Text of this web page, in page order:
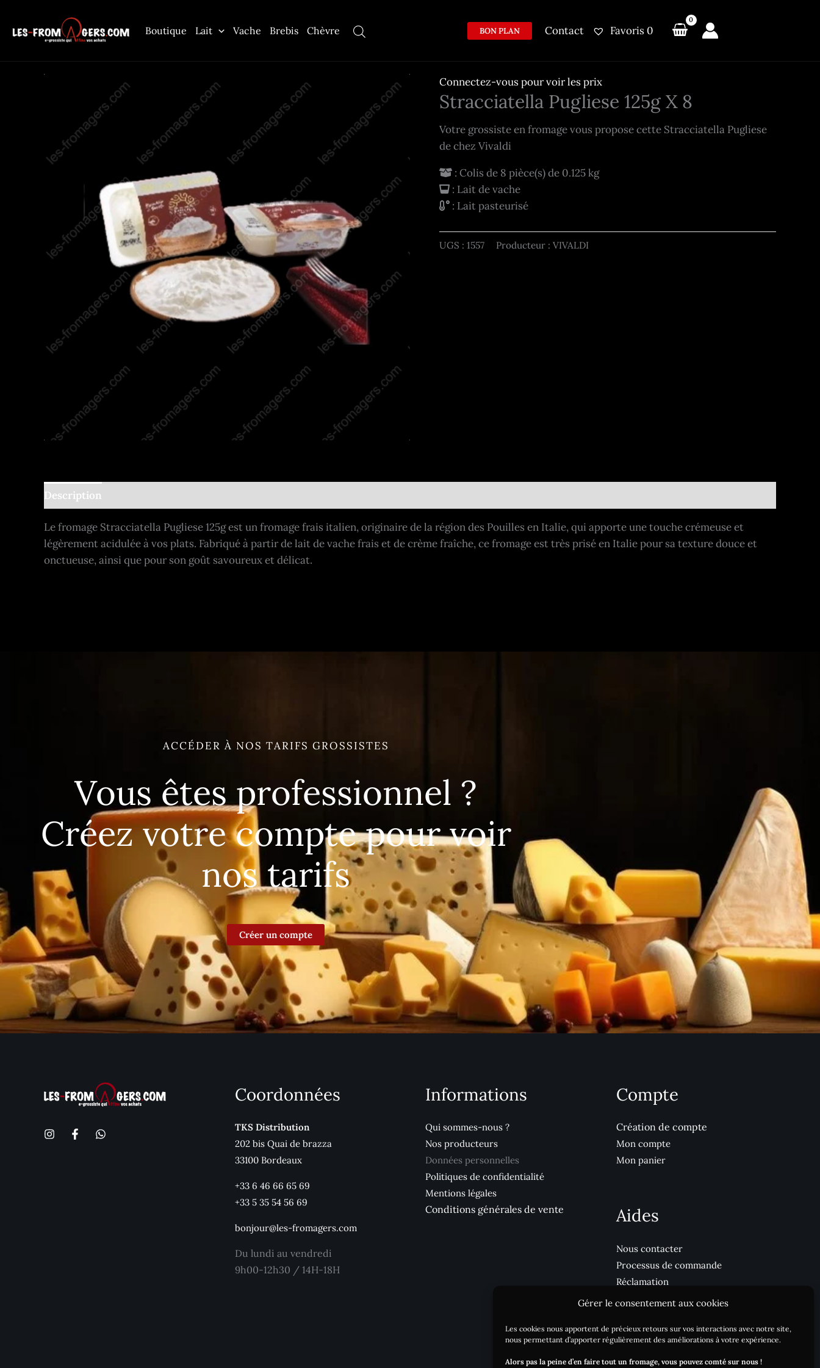
Gérer le consentement aux cookies
Les cookies nous apportent de précieux retours sur vos interactions avec notre site,
nous permettant d’apporter régulièrement des améliorations à votre expérience.
Alors pas la peine d’en faire tout un fromage, vous pouvez comté sur nous !
contenu
Boutique Lait Vache Brebis Chèvre BON PLAN Contact Favoris 0
Connectez-vous pour voir les prix
Stracciatella Pugliese 125g X 8
Votre grossiste en fromage vous propose cette Stracciatella Pugliese
de chez Vivaldi
: Colis de 8 pièce(s) de 0.125 kg
: Lait de vache
: Lait pasteurisé
UGS : 1557 Producteur : VIVALDI
Description
Le fromage Stracciatella Pugliese 125g est un fromage frais italien, originaire de la région des Pouilles en Italie, qui apporte une touche crémeuse et
légèrement acidulée à vos plats. Fabriqué à partir de lait de vache frais et de crème fraîche, ce fromage est très prisé en Italie pour sa texture douce et
onctueuse, ainsi que pour son goût savoureux et délicat.
ACCÉDER À NOS TARIFS GROSSISTES
Vous êtes professionnel ?
Créez votre compte pour voir
nos tarifs
Créer un compte
Coordonnées
TKS Distribution
202 bis Quai de brazza
33100 Bordeaux
+33 6 46 66 65 69
+33 5 35 54 56 69
bonjour@les-fromagers.com
Du lundi au vendredi
9h00-12h30 / 14H-18H
Informations
Qui sommes-nous ?
Nos producteurs
Données personnelles
Politiques de confidentialité
Mentions légales
Conditions générales de vente
Compte
Création de compte
Mon compte
Mon panier
Aides
Nous contacter
Processus de commande
Réclamation
Livraison / DLC